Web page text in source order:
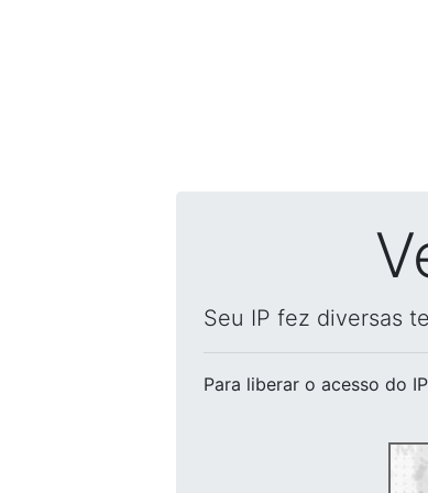
Seu IP fez diversas
Para liberar o acesso do IP